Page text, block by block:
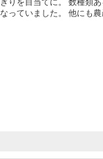
りを目当てに。 数種類
っていました。 他にも